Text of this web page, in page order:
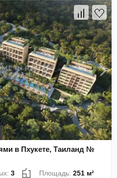
в Пхукете, Таиланд №
3 Площадь:251 м²